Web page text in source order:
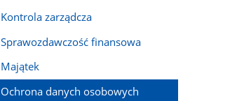
Kontrola zarządcza
Sprawozdawczość finansowa
Majątek
Ochrona danych osobowych